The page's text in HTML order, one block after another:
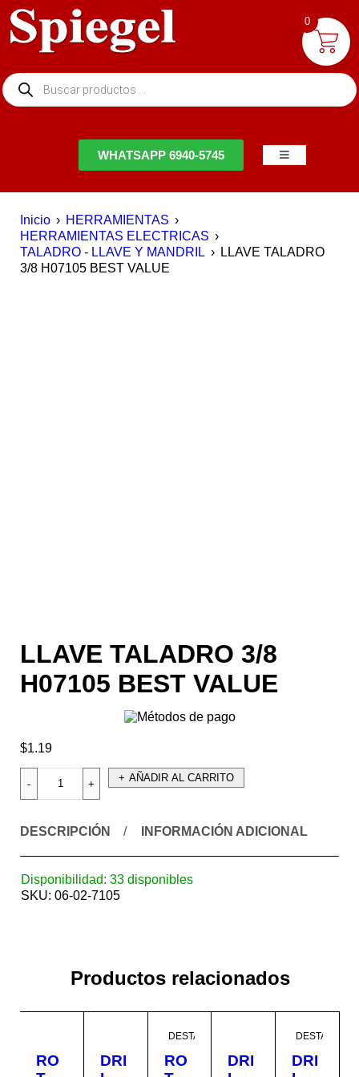
WHATSAPP 6940-5745
Inicio › HERRAMIENTAS ›
HERRAMIENTAS ELECTRICAS ›
TALADRO - LLAVE Y MANDRIL › LLAVE TALADRO
3/8 H07105 BEST VALUE
LLAVE TALADRO 3/8
H07105 BEST VALUE
$1.19
AÑADIR AL CARRITO
DESCRIPCIÓN INFORMACIÓN ADICIONAL
Disponibilidad: 33 disponibles
SKU: 06-02-7105
Productos relacionados
RO
DRI
DESTACADO
RO
DRI
DESTACADO
DRI
0